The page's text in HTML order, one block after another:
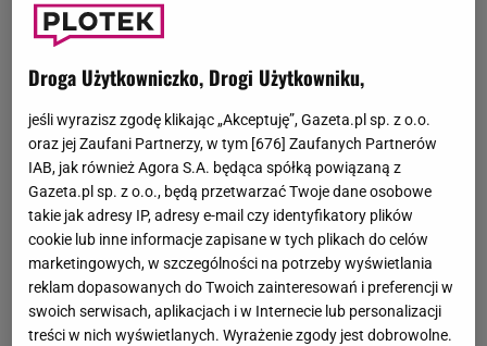
Data urodzenia: 18 czerwca 1949 r.
Miejsce urodzenia: Warszawa
Wzrost: 167 cm
Jarosław Kaczyński: życiorys
Jarosław Kaczyński przyszedł na świat 18 czerwca 1949
roku w Warszawie jako syn inżyniera i byłego żołnierza
Armii Krajowej Rajmunda Kaczyńskiego i filologa
polskiego Jadwigi Kaczyńskiej (z domu Jasiewicz).
Wychowywał się z rodzicami i bratem bliźniakiem
Lechem.
Droga Użytkowniczko, Drogi Użytkowniku,
jeśli wyrazisz zgodę klikając „Akceptuję”, Gazeta.pl sp. z o.o.
oraz jej Zaufani Partnerzy, w tym [ 676 ] Zaufanych Partnerów
IAB, jak również Agora S.A. będąca spółką powiązaną z
Gazeta.pl sp. z o.o., będą przetwarzać Twoje dane osobowe
takie jak adresy IP, adresy e-mail czy identyfikatory plików
cookie lub inne informacje zapisane w tych plikach do celów
marketingowych, w szczególności na potrzeby wyświetlania
reklam dopasowanych do Twoich zainteresowań i preferencji w
swoich serwisach, aplikacjach i w Internecie lub personalizacji
treści w nich wyświetlanych. Wyrażenie zgody jest dobrowolne.